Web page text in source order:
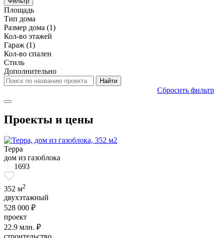
Площадь
Тип дома
Размер дома (1)
Кол-во этажей
Гараж (1)
Кол-во спален
Стиль
Дополнительно
Сбросить фильтр
Проекты и цены
Терра
дом из газоблока
1693
352 м2
двухэтажный
528 000 ₽
проект
22.9 млн. ₽
строительство